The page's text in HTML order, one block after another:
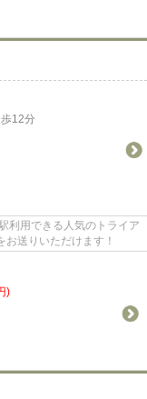
歩12分
利用できる人気のトライア
送りいただけます！
)